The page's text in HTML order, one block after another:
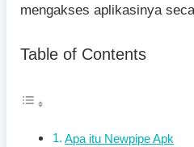
mengakses aplikasinya
Table of Contents
Apa itu Newpipe Apk